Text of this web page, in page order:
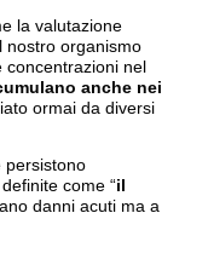
la valutazione
nostro organismo
concentrazioni nel
anche nei
ormai da diversi
persistono
come “il
danni acuti ma a